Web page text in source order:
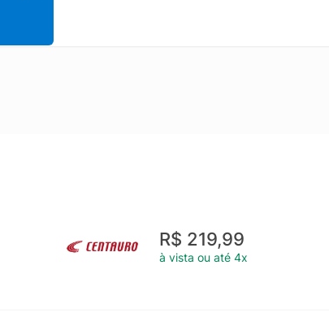
R$ 219,99
à vista ou até 4x